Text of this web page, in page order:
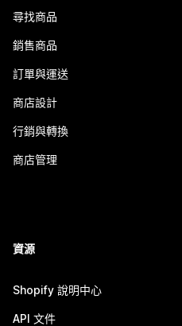
尋找商品
銷售商品
訂單與運送
商店設計
行銷與轉換
商店管理
資源
Shopify 說明中心
API 文件